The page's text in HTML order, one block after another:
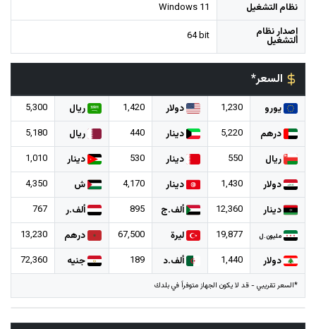
نظام التشغيل
Windows 11
إصدار نظام
التشغيل 64 bit
السعر*
يورو 1,230 دولار 1,420 ريال
5,300
درهم
5,220 دينار 440 ريال
5,180
ريال
550 دينار 530 دينار
1,010
دولار
1,430 دينار 4,170 ش
4,350
دينار
12,360 ألف.ج 895 ألف.ر 767
مليون.ل 19,877 ليرة 67,500 درهم
13,230
دولار
1,440 ألف.د 189 جنيه 72,360
*السعر تقريبي - قد لا يكون الجهاز متوفراً في بلدك